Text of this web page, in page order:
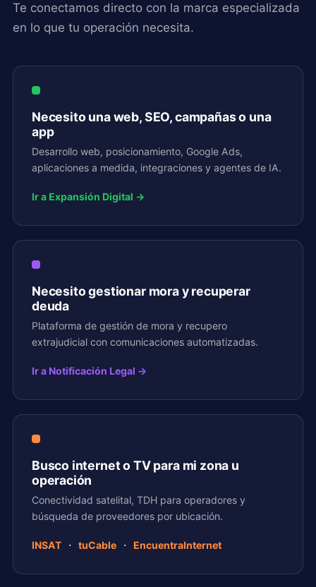
Te conectamos directo con la marca especializada
en lo que tu operación necesita.
Necesito una web, SEO, campañas o una
app
Desarrollo web, posicionamiento, Google Ads,
aplicaciones a medida, integraciones y agentes de IA.
Ir a Expansión Digital →
Necesito gestionar mora y recuperar
deuda
Plataforma de gestión de mora y recupero
extrajudicial con comunicaciones automatizadas.
Ir a Notificación Legal →
Busco internet o TV para mi zona u
operación
Conectividad satelital, TDH para operadores y
búsqueda de proveedores por ubicación.
INSAT· tuCable· EncuentraInternet